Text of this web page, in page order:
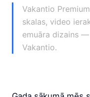
Vakantio
skalas, video
emuāra dizains
Vakantio.